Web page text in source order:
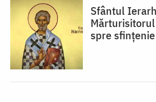
Sfântul
spre sfințenie